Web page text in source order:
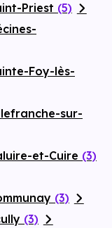
Priest (5)
Foy-lès-
sur-
et-Cuire (3)
(3)
(3)